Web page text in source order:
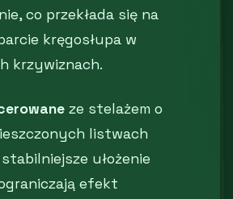
co przekłada się na
kręgosłupa w
krzywiznach.
ze stelażem o
listwach
ułożenie
efekt